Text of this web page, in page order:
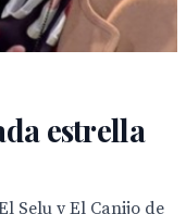
estrella
Selu y El Canijo de